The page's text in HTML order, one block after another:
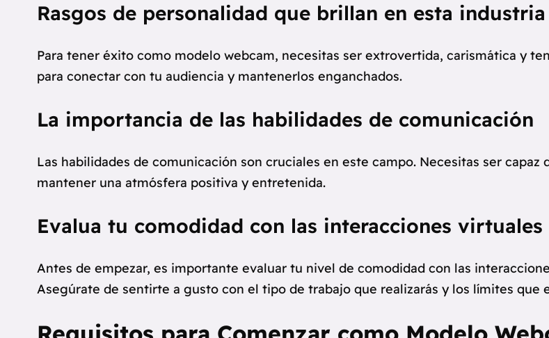
Rasgos de personalidad que brillan en esta industria
Para tener éxito como modelo webcam, necesitas ser extrovertida, carismática y
para conectar con tu audiencia y mantenerlos enganchados.
La importancia de las habilidades de comunicación
Las habilidades de comunicación son cruciales en este campo. Necesitas ser
mantener una atmósfera positiva y entretenida.
Evalua tu comodidad con las interacciones virtuales
Antes de empezar, es importante evaluar tu nivel de comodidad con las
Asegúrate de sentirte a gusto con el tipo de trabajo que realizarás y los límites que